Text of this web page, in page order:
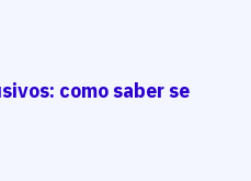
como saber se